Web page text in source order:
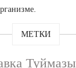
МЕТКИ
Туймазы